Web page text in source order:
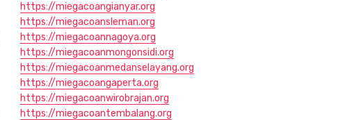
https://miegacoangianyar.org
https://miegacoansleman.org
https://miegacoannagoya.org
https://miegacoanmongonsidi.org
https://miegacoanmedanselayang.org
https://miegacoangaperta.org
https://miegacoanwirobrajan.org
https://miegacoantembalang.org